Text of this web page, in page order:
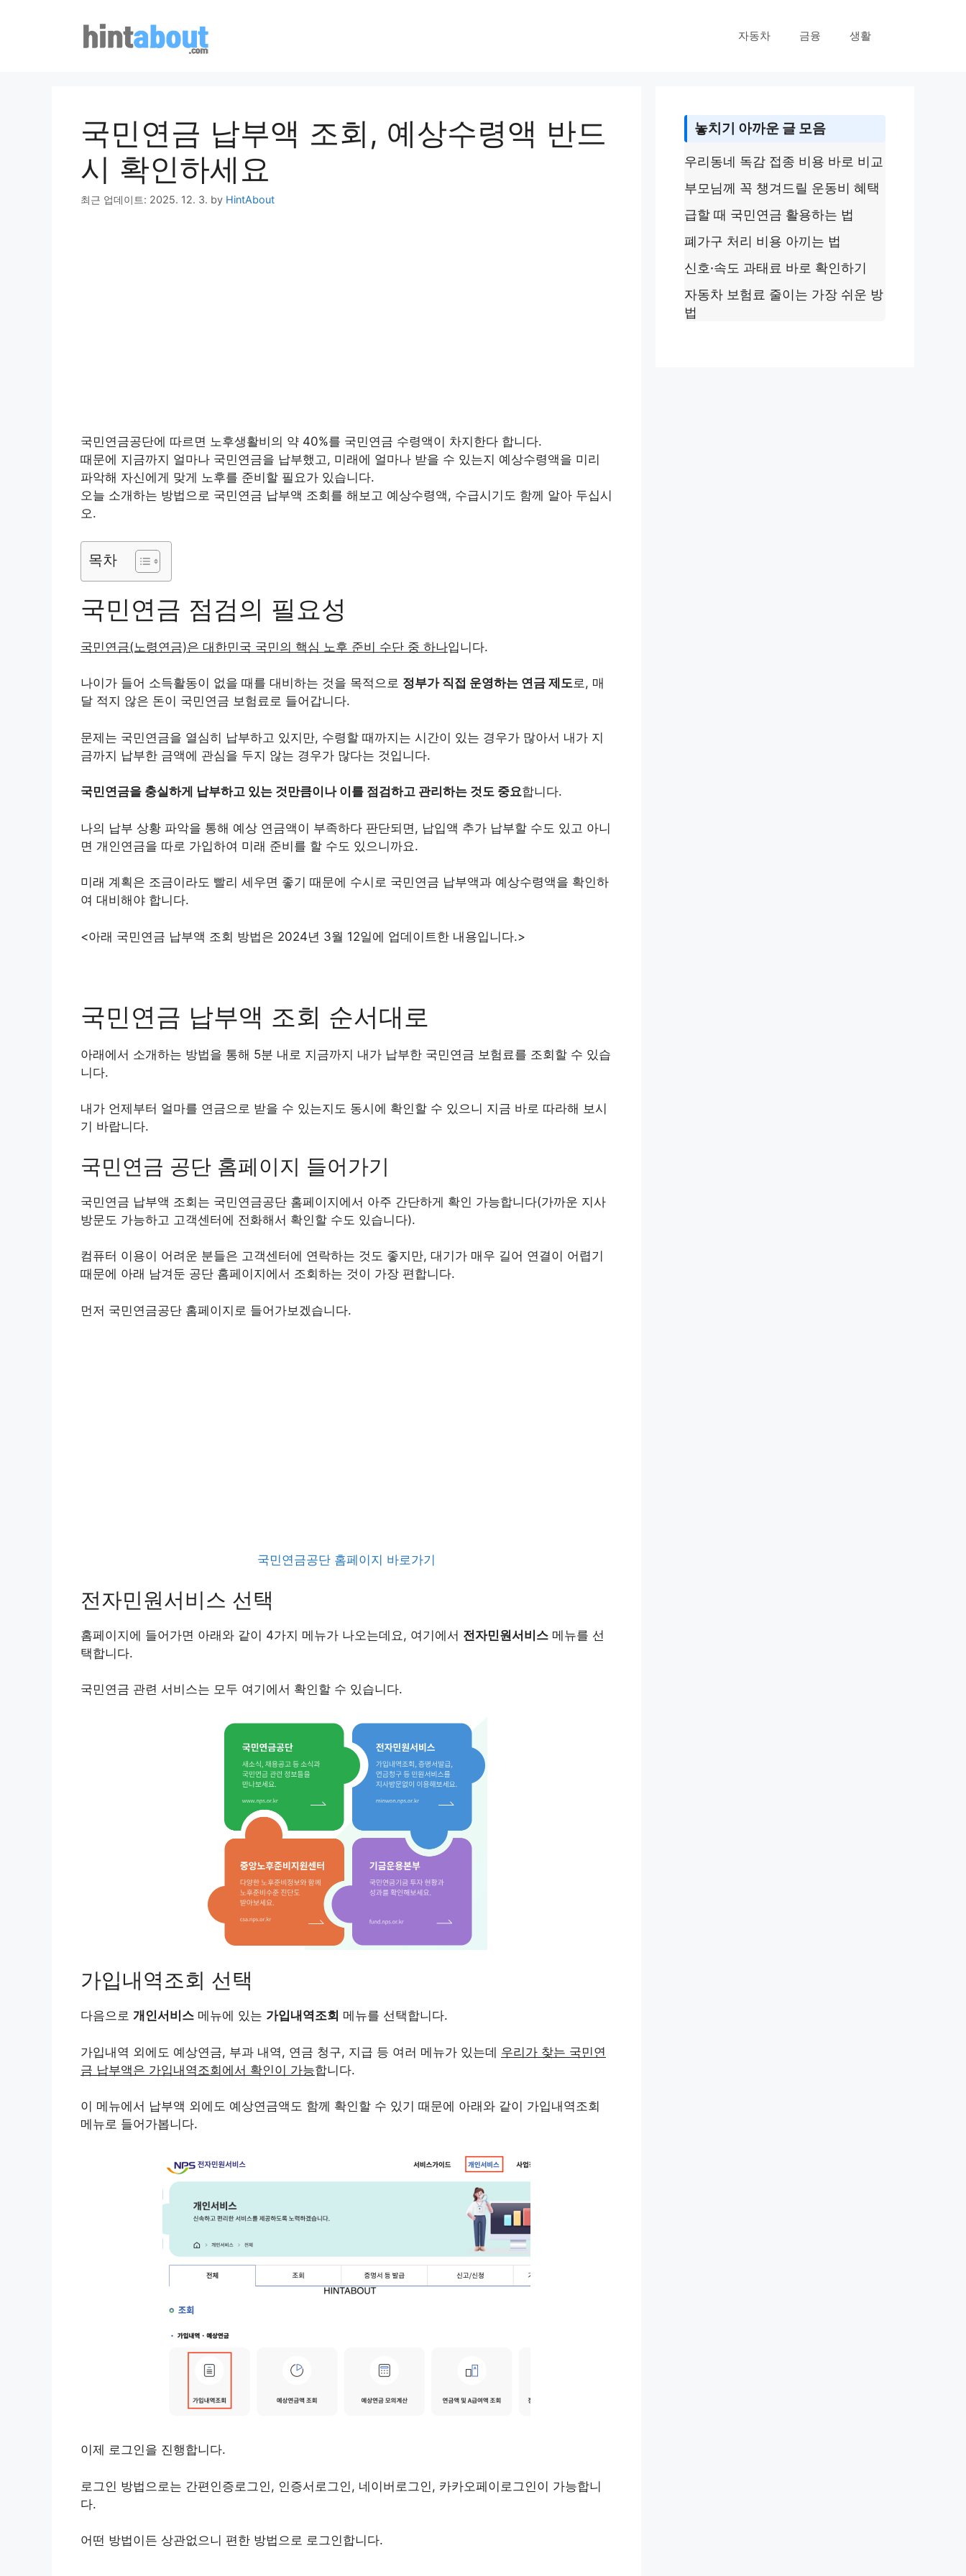
자동차 금융 생활
국민연금 납부액 조회, 예상수령액 반드
시 확인하세요
최근 업데이트: 2025. 12. 3. by HintAbout
국민연금공단에 따르면 노후생활비의 약 40%를 국민연금 수령액이 차지한다 합니다.
때문에 지금까지 얼마나 국민연금을 납부했고, 미래에 얼마나 받을 수 있는지 예상수령액을 미리
파악해 자신에게 맞게 노후를 준비할 필요가 있습니다.
오늘 소개하는 방법으로 국민연금 납부액 조회를 해보고 예상수령액, 수급시기도 함께 알아 두십시
오.
목차
국민연금 점검의 필요성
국민연금(노령연금)은 대한민국 국민의 핵심 노후 준비 수단 중 하나입니다.
나이가 들어 소득활동이 없을 때를 대비하는 것을 목적으로 정부가 직접 운영하는 연금 제도로, 매
달 적지 않은 돈이 국민연금 보험료로 들어갑니다.
문제는 국민연금을 열심히 납부하고 있지만, 수령할 때까지는 시간이 있는 경우가 많아서 내가 지
금까지 납부한 금액에 관심을 두지 않는 경우가 많다는 것입니다.
국민연금을 충실하게 납부하고 있는 것만큼이나 이를 점검하고 관리하는 것도 중요합니다.
나의 납부 상황 파악을 통해 예상 연금액이 부족하다 판단되면, 납입액 추가 납부할 수도 있고 아니
면 개인연금을 따로 가입하여 미래 준비를 할 수도 있으니까요.
미래 계획은 조금이라도 빨리 세우면 좋기 때문에 수시로 국민연금 납부액과 예상수령액을 확인하
여 대비해야 합니다.
<아래 국민연금 납부액 조회 방법은 2024년 3월 12일에 업데이트한 내용입니다.>
국민연금 납부액 조회 순서대로
아래에서 소개하는 방법을 통해 5분 내로 지금까지 내가 납부한 국민연금 보험료를 조회할 수 있습
니다.
내가 언제부터 얼마를 연금으로 받을 수 있는지도 동시에 확인할 수 있으니 지금 바로 따라해 보시
기 바랍니다.
국민연금 공단 홈페이지 들어가기
국민연금 납부액 조회는 국민연금공단 홈페이지에서 아주 간단하게 확인 가능합니다(가까운 지사
방문도 가능하고 고객센터에 전화해서 확인할 수도 있습니다).
컴퓨터 이용이 어려운 분들은 고객센터에 연락하는 것도 좋지만, 대기가 매우 길어 연결이 어렵기
때문에 아래 남겨둔 공단 홈페이지에서 조회하는 것이 가장 편합니다.
먼저 국민연금공단 홈페이지로 들어가보겠습니다.
국민연금공단 홈페이지 바로가기
전자민원서비스 선택
홈페이지에 들어가면 아래와 같이 4가지 메뉴가 나오는데요, 여기에서 전자민원서비스 메뉴를 선
택합니다.
국민연금 관련 서비스는 모두 여기에서 확인할 수 있습니다.
가입내역조회 선택
다음으로 개인서비스 메뉴에 있는 가입내역조회 메뉴를 선택합니다.
가입내역 외에도 예상연금, 부과 내역, 연금 청구, 지급 등 여러 메뉴가 있는데 우리가 찾는 국민연
금 납부액은 가입내역조회에서 확인이 가능합니다.
이 메뉴에서 납부액 외에도 예상연금액도 함께 확인할 수 있기 때문에 아래와 같이 가입내역조회
메뉴로 들어가봅니다.
이제 로그인을 진행합니다.
로그인 방법으로는 간편인증로그인, 인증서로그인, 네이버로그인, 카카오페이로그인이 가능합니
다.
어떤 방법이든 상관없으니 편한 방법으로 로그인합니다.
놓치기 아까운 글 모음
우리동네 독감 접종 비용 바로 비교
부모님께 꼭 챙겨드릴 운동비 혜택
급할 때 국민연금 활용하는 법
폐가구 처리 비용 아끼는 법
신호·속도 과태료 바로 확인하기
자동차 보험료 줄이는 가장 쉬운 방
법